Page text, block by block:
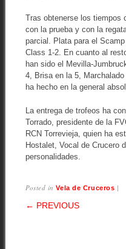
Tras obtenerse los tiempos
con la prueba y con la
parcial. Plata para el
Class 1-2. En cuanto al
han sido el Mevilla-
4, Brisa en la 5,
ha hecho en la general
La entrega de trofeos ha
Torrado, presidente de la
RCN Torrevieja, quien ha
Hostalet, Vocal de Crucero
personalidades.
Posted inVela de Cruceros |
POST
← PREVIOUS